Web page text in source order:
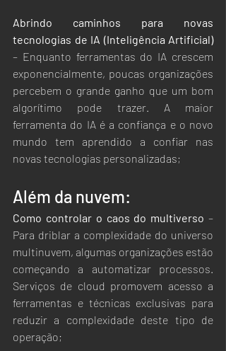
Abrindo caminhos para novas
tecnologias de IA (Inteligência Artificial)
– Enquanto ferramentas do IA crescem
exponencialmente, poucas organizações
percebem o grande ganho que um bom
algorítimo pode trazer. A maior
ferramenta do IA é a confiança e o novo
mundo tem aprendido a confiar nas
novas tecnologias personalizadas;
Além da nuvem:
Como controlar o caos do multiverso –
Para driblar a complexidade do universo
multinuvem, algumas organizações estão
começando a automatizar processos.
Serviços de cloud promovem acesso a
ferramentas e técnicas exclusivas para
reduzir a complexidade deste tipo de
operação;